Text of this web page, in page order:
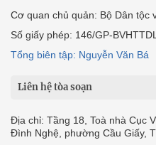
Cơ quan chủ quản: Bộ Dân tộc
Số giấy phép: 146/GP-
Tổng biên tập: Nguyễn Văn Bá
Liên hệ tòa soạn
Địa chỉ: Tầng 18, Toà nhà Cục
Đình Nghệ, phường Cầu Giấy,